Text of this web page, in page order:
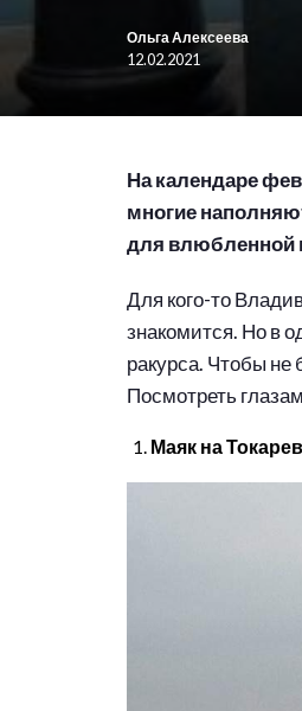
Ольга Алексеева
12.02.2021
На календаре
многие
для влюбленной
Для кого-то
знакомится. Но в
ракурса. Чтобы не
Посмотреть
Маяк на